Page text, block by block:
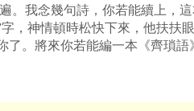
我念幾句詩，你若能續上，
神情頓時松快下來，他扶扶眼
。將來你若能編一本《齊瑣